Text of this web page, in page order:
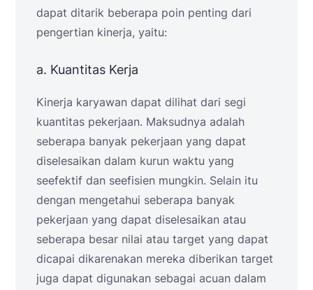
dapat ditarik beberapa poin penting dari
pengertian kinerja, yaitu:
a. Kuantitas Kerja
Kinerja karyawan dapat dilihat dari segi
kuantitas pekerjaan. Maksudnya adalah
seberapa banyak pekerjaan yang dapat
diselesaikan dalam kurun waktu yang
seefektif dan seefisien mungkin. Selain itu
dengan mengetahui seberapa banyak
pekerjaan yang dapat diselesaikan atau
seberapa besar nilai atau target yang dapat
dicapai dikarenakan mereka diberikan target
juga dapat digunakan sebagai acuan dalam